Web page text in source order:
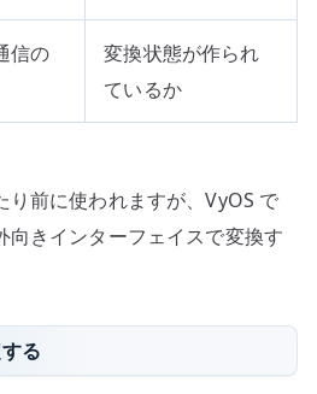
信の
変換状態が作られ
ているか
前に使われますが、VyOS で
向きインターフェイスで変換す
る